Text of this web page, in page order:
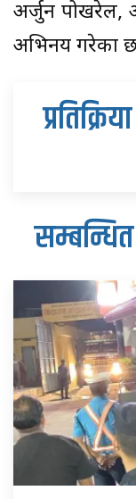
अर्जुन पोखरेल,
अभिनय गरेका
प्रतिक्रिया